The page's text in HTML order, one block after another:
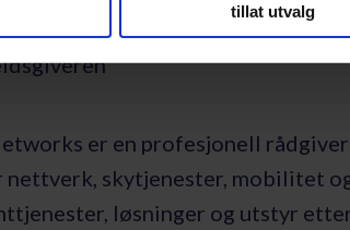
tillat utvalg
er en profesjonell
nettverk, skytjenester, mobilitet
løsninger og utstyr